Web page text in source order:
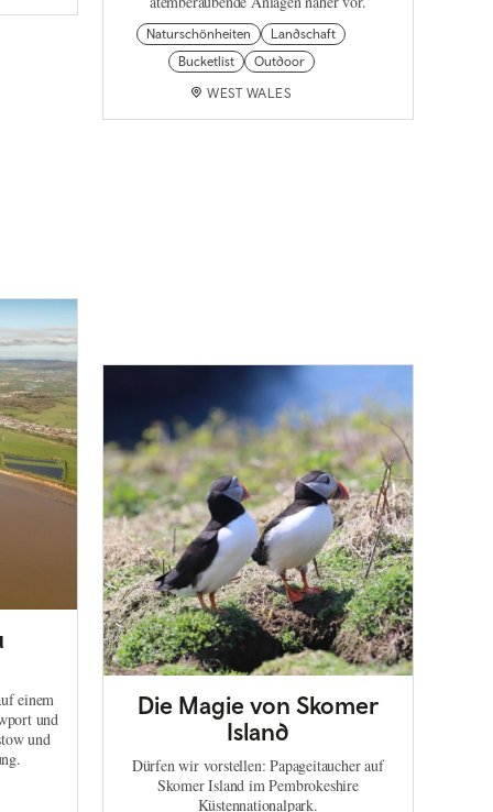
Naturschönheiten
Landschaft
Bucketlist
Outdoor
WEST WALES
einem
und
und
Die Magie von Skomer
Island
Dürfen wir vorstellen: Papageitaucher auf
Skomer Island im Pembrokeshire
Küstennationalpark.